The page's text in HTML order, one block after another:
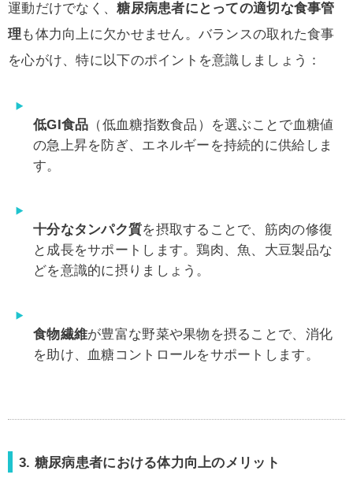
運動だけでなく、糖尿病患者にとっての適切な食事管
理 も体力向上に欠かせません。バランスの取れた食事
を心がけ、特に以下のポイントを意識しましょう：
低GI食品 （低血糖指数食品）を選ぶことで血糖値
の急上昇を防ぎ、エネルギーを持続的に供給しま
す。
十分なタンパク質を摂取することで、筋肉の修復
と成長をサポートします。鶏肉、魚、大豆製品な
どを意識的に摂りましょう。
食物繊維が豊富な野菜や果物を摂ることで、消化
を助け、血糖コントロールをサポートします。
3. 糖尿病患者における体力向上のメリット